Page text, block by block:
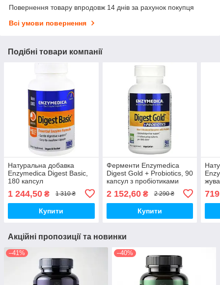
Повернення товару впродовж 14 днів за рахунок покупця
Всі умови повернення
Подібні товари компанії
Натуральна добавка
Enzymedica Digest Basic,
180 капсул
1 244,50 ₴ 1 310 ₴
Купити
Ферменти Enzymedica
Digest Gold + Probiotics, 90
капсул з пробіотиками
2 152,60₴ 2 290 ₴
Купити
Акційні пропозиції та новинки
–41% –40%